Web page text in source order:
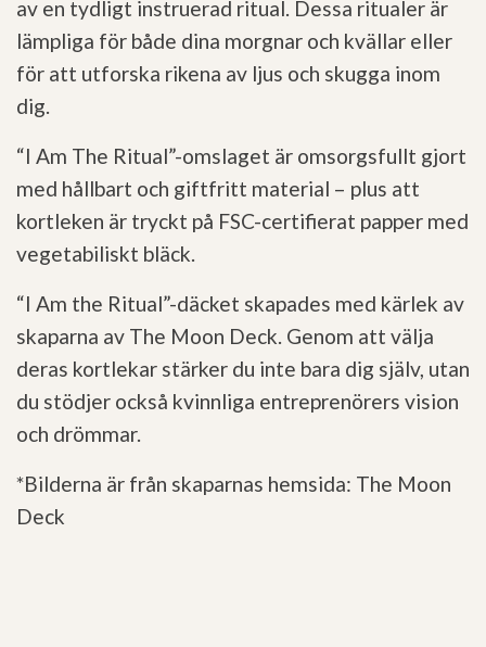
av en tydligt instruerad ritual. Dessa ritualer är
lämpliga för både dina morgnar och kvällar eller
för att utforska rikena av ljus och skugga inom
dig.
“I Am The Ritual”-omslaget är omsorgsfullt gjort
med hållbart och giftfritt material – plus att
kortleken är tryckt på FSC-certifierat papper med
vegetabiliskt bläck.
“I Am the Ritual”-däcket skapades med kärlek av
skaparna av The Moon Deck. Genom att välja
deras kortlekar stärker du inte bara dig själv, utan
du stödjer också kvinnliga entreprenörers vision
och drömmar.
*Bilderna är från skaparnas hemsida: The Moon
Deck